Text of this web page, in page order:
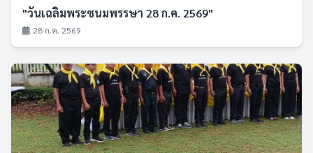
"วันเฉลิมพระชนมพรรษา 28 ก.ค. 2569"
28 ก.ค. 2569